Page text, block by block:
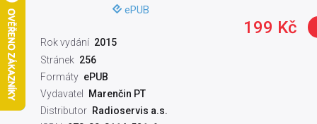
ePUB
Rok vydání 2015
Stránek 256
Formáty ePUB
Vydavatel
Marenčin PT
Distributor Radioservis a.s.
199 Kč